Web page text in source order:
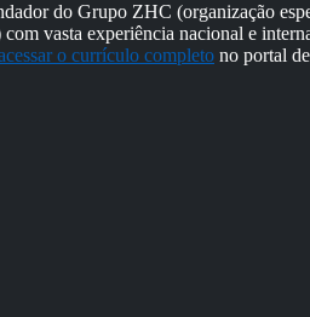
do Grupo ZHC (organização
vasta experiência nacional e
o currículo completo no portal